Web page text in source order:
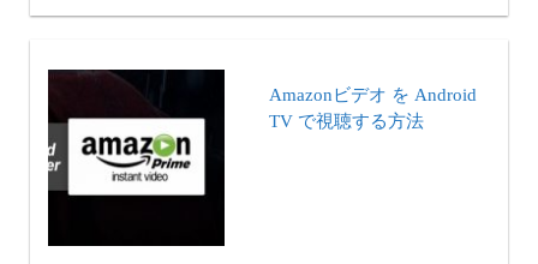
Amazonビデオ を Android
TV で視聴する方法